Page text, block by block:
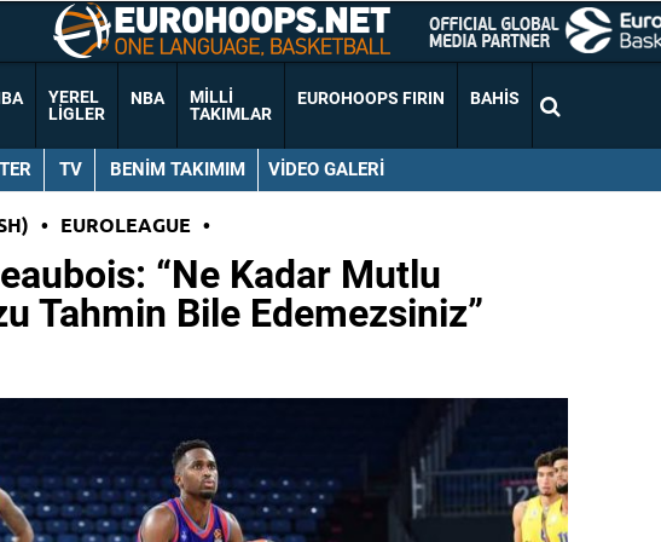
YEREL
LIGLER
NBA
MILLI
TAKIMLAR
EUROHOOPS FIRIN BAHIS
TV BENIM TAKIMIM VIDEO GALERI
• EUROLEAGUE •
“Ne Kadar Mutlu
Tahmin Bile Edemezsiniz”